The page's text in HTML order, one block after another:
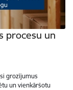
procesu un
grozījumus
un vienkāršotu